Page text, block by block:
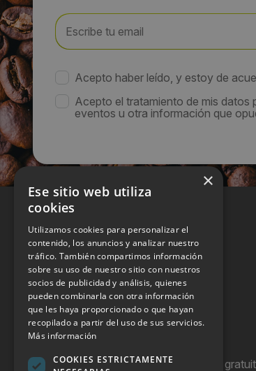
Acepto haber leído, y estoy de
Acepto el tratamiento de mis datos
eventos u otra información que
Hostel Vending es una publicación
×
Ese sitio web utiliza
cookies
Utilizamos cookies para personalizar el
contenido, los anuncios y analizar nuestro
tráfico. También compartimos información
sobre su uso de nuestro sitio con nuestros
socios de publicidad y análisis, quienes
pueden combinarla con otra información
que les haya proporcionado o que hayan
recopilado a partir del uso de sus servicios.
Más información
COOKIES ESTRICTAMENTE